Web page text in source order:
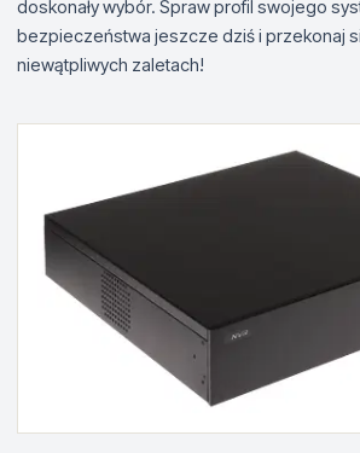
doskonały wybór. Spraw profil swojego
bezpieczeństwa jeszcze dziś i przekonaj
niewątpliwych zaletach!